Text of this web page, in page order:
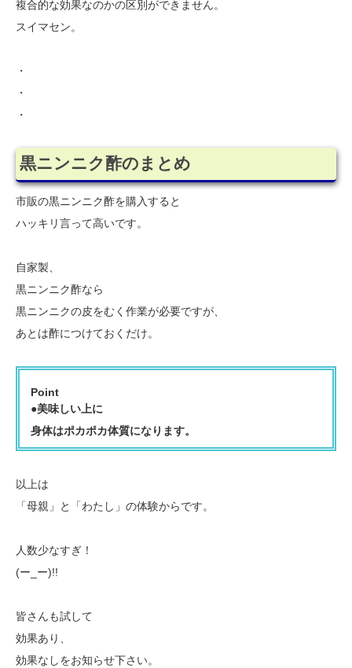
複合的な効果なのかの区別ができません。
スイマセン。
・
・
・
黒ニンニク酢のまとめ
市販の黒ニンニク酢を購入すると
ハッキリ言って高いです。
自家製、
黒ニンニク酢なら
黒ニンニクの皮をむく作業が必要ですが、
あとは酢につけておくだけ。
Point
●美味しい上に
身体はポカポカ体質になります。
以上は
「母親」と「わたし」の体験からです。
人数少なすぎ！
(ー_ー)!!
皆さんも試して
効果あり、
効果なしをお知らせ下さい。